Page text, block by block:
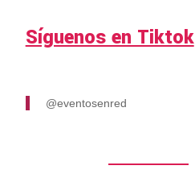
Síguenos en Tiktok
@eventosenred